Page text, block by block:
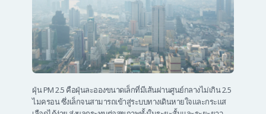
ฝุ่น PM 2.5 คือฝุ่นละอองขนาดเล็กที่มีเส้นผ่านศูนย์กลางไม่เกิน 2.5
ไมครอน ซึ่งเล็กจนสามารถเข้าสู่ระบบทางเดินหายใจและกระแส